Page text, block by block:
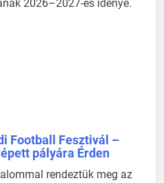
2026–2027-es idénye.
Football Fesztivál –
pályára Érden
rendeztük meg az